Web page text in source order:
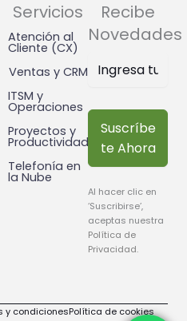
Servicios
Atención al
Cliente (CX)
Ventas y CRM
ITSM y
Operaciones
Proyectos y
Productividad
Telefonía en
la Nube
Recibe
Novedades
Suscríbe
te Ahora
Al hacer clic en
‘Suscribirse’,
aceptas nuestra
Política de
Privacidad.
y condicionesPolítica de cookies